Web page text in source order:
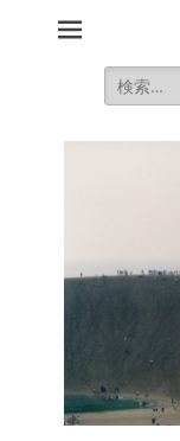
検
索: